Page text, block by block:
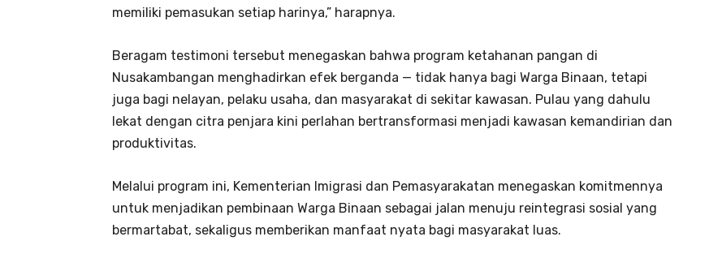
memiliki pemasukan setiap harinya,” harapnya.
Beragam testimoni tersebut menegaskan bahwa program ketahanan pangan di
Nusakambangan menghadirkan efek berganda — tidak hanya bagi Warga Binaan, tetapi
juga bagi nelayan, pelaku usaha, dan masyarakat di sekitar kawasan. Pulau yang dahulu
lekat dengan citra penjara kini perlahan bertransformasi menjadi kawasan kemandirian dan
produktivitas.
Melalui program ini, Kementerian Imigrasi dan Pemasyarakatan menegaskan komitmennya
untuk menjadikan pembinaan Warga Binaan sebagai jalan menuju reintegrasi sosial yang
bermartabat, sekaligus memberikan manfaat nyata bagi masyarakat luas.